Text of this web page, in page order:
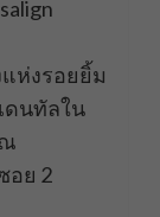
ห่งรอยยิ้ม
ดนทัลใน
อย 2